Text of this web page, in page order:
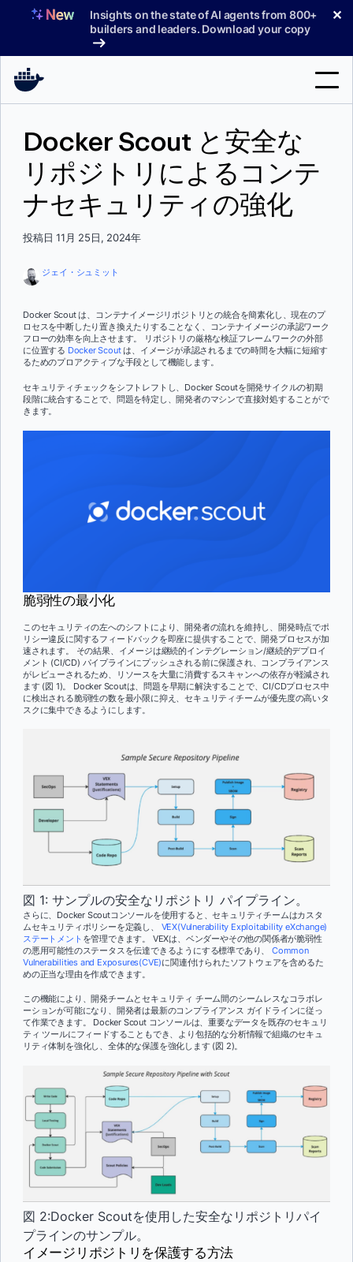
へ
Insights on the state of AI agents from 800+
builders and leaders. Download your copy
✕
製品
サポート
索
サインイン
Docker Scout と安全な
リポジトリによるコンテ
ナセキュリティの強化
投稿日 11月 25日, 2024年
ジェイ・シュミット
Docker Scout は、コンテナイメージリポジトリとの統合を簡素化し、現在のプ
ロセスを中断したり置き換えたりすることなく、コンテナイメージの承認ワーク
フローの効率を向上させます。 リポジトリの厳格な検証フレームワークの外部
に位置する Docker Scoutは、イメージが承認されるまでの時間を大幅に短縮す
るためのプロアクティブな手段として機能します。
セキュリティチェックをシフトレフトし、Docker Scoutを開発サイクルの初期
段階に統合することで、問題を特定し、開発者のマシンで直接対処することがで
きます。
脆弱性の最小化
このセキュリティの左へのシフトにより、開発者の流れを維持し、開発時点でポ
リシー違反に関するフィードバックを即座に提供することで、開発プロセスが加
速されます。 その結果、イメージは継続的インテグレーション/継続的デプロイ
メント (CI/CD) パイプラインにプッシュされる前に保護され、コンプライアンス
がレビューされるため、リソースを大量に消費するスキャンへの依存が軽減され
ます (図 1)。 Docker Scoutは、問題を早期に解決することで、CI/CDプロセス中
に検出される脆弱性の数を最小限に抑え、セキュリティチームが優先度の高いタ
スクに集中できるようにします。
図 1: サンプルの安全なリポジトリ パイプライン。
さらに、Docker Scoutコンソールを使用すると、セキュリティチームはカスタ
ムセキュリティポリシーを定義し、 VEX(Vulnerability Exploitability eXchange)
ステートメント を管理できます。 VEXは、ベンダーやその他の関係者が脆弱性
の悪用可能性のステータスを伝達できるようにする標準であり、Common
Vulnerabilities and Exposures(CVE)に関連付けられたソフトウェアを含めるた
めの正当な理由を作成できます。
この機能により、開発チームとセキュリティ チーム間のシームレスなコラボレ
ーションが可能になり、開発者は最新のコンプライアンス ガイドラインに従っ
て作業できます。 Docker Scout コンソールは、重要なデータを既存のセキュリ
ティ ツールにフィードすることもでき、より包括的な分析情報で組織のセキュ
リティ体制を強化し、全体的な保護を強化します (図 2)。
図 2:Docker Scoutを使用した安全なリポジトリパイ
プラインのサンプル。
イメージリポジトリを保護する方法